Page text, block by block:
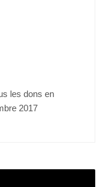
les dons en
2017